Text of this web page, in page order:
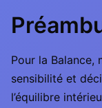
Pour la
sensibilité et
l’équilibre